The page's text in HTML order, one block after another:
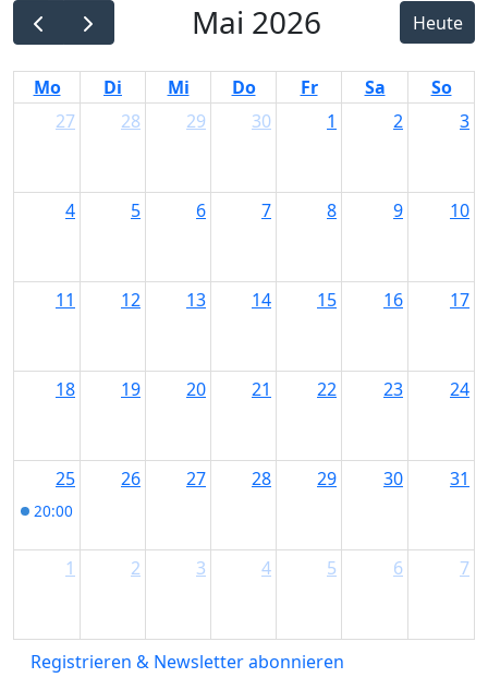
Copy
Link
Mai 2026 Heute
Mo Di Mi Do Fr Sa
So
27
28 29 30 1 2 3
4 5 6 7 8 9 10
11 12 13 14 15 16 17
18 19 20 21 22 23 24
25
20:00
26 27 28 29 30 31
1 2 3 4 5 6 7
Registrieren & Newsletter abonnieren